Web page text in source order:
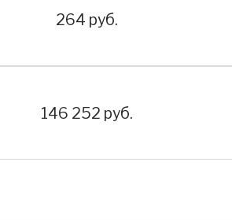
Цена:
264 руб.
Цена:
146 252 руб.